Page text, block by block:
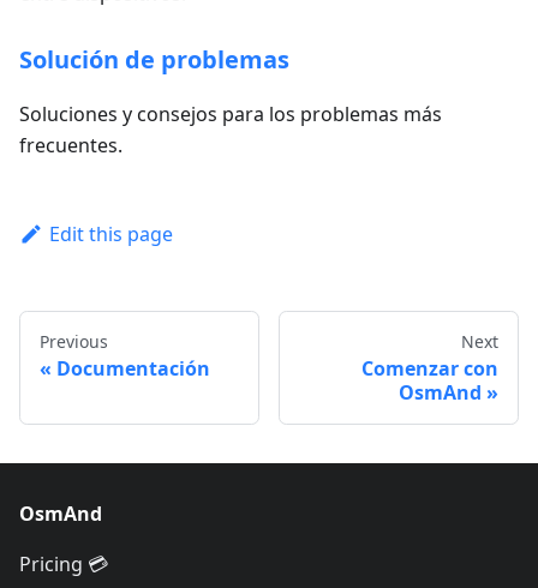
Solución de problemas
Soluciones y consejos para los problemas más
frecuentes.
Edit this page
Previous
Documentación
Next
Comenzar con
OsmAnd
OsmAnd
Pricing 💳